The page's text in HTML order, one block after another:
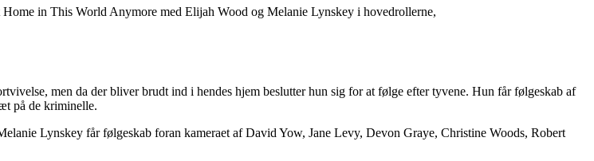
in This World Anymore med Elijah Wood og Melanie Lynskey i hovedrollerne,
men da der bliver brudt ind i hendes hjem beslutter hun sig for at følge efter tyvene. Hun får følgeskab af
på de kriminelle.
Lynskey får følgeskab foran kameraet af David Yow, Jane Levy, Devon Graye, Christine Woods, Robert